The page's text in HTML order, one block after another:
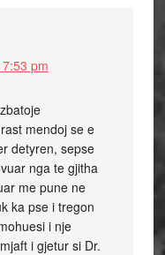
pm
mendoj se e
detyren, sepse
nga te gjitha
me pune ne
ka pse i tregon
i nje
i gjetur si Dr.